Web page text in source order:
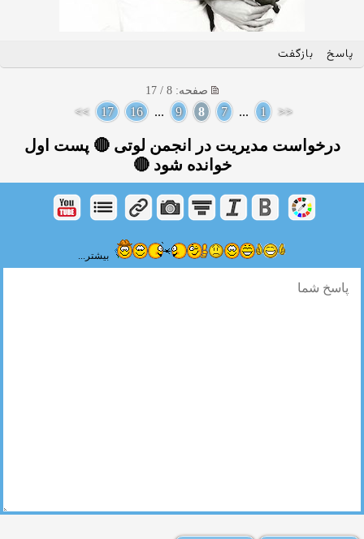
پاسخ بازگفت
صفحه: 8 / 17
<<
1
...
7
8
9
...
16
17
>>
درخواست مدیریت در انجمن لوتی 🔴 پست اول
خوانده شود 🔴
بیشتر...